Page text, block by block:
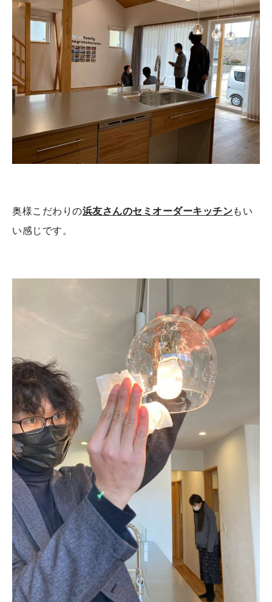
奥様こだわりの浜友さんのセミオーダーキッチンもい
い感じです。